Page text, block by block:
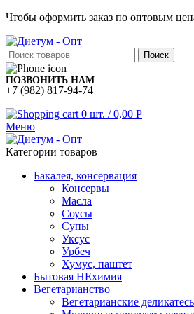
Чтобы оформить заказ по оптовым
Поиск
ПОЗВОНИТЬ НАМ
+7 (982) 817-94-74
0 шт. / 0,00 Р
Меню
Категории товаров
Бакалея, консервация
Консервы
Масла
Соусы
Супы
Уксус
Урбеч
Хумус, паштет
Бытовая НЕхимия
Вегетарианство
Вегетарианские